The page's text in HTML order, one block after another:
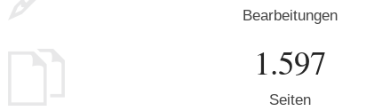
Bearbeitungen
1.597
Seiten